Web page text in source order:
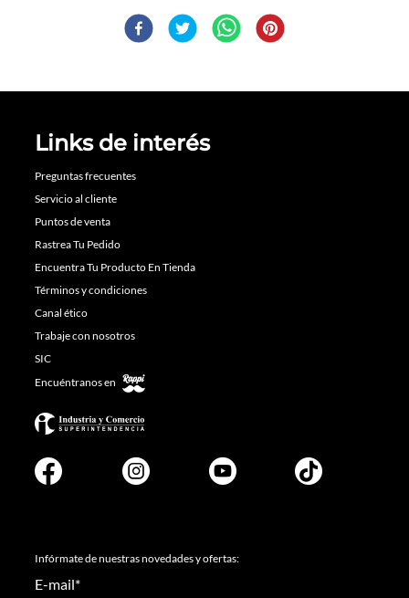
Links de interés
Preguntas frecuentes
Servicio al cliente
Puntos de venta
Rastrea Tu Pedido
Encuentra Tu Producto En Tienda
Términos y condiciones
Canal ético
Trabaje con nosotros
SIC
Encuéntranos en
Infórmate de nuestras novedades y ofertas:
E-mail*